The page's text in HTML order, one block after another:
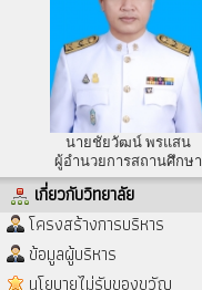
นายชัยวัฒน์ พรแสน
ผู้อำนวยการสถานศึกษา
เกี่ยวกับวิทยาลัย
โครงสร้างการบริหาร
ข้อมูลผู้บริหาร
นโยบายไม่รับของขวัญ